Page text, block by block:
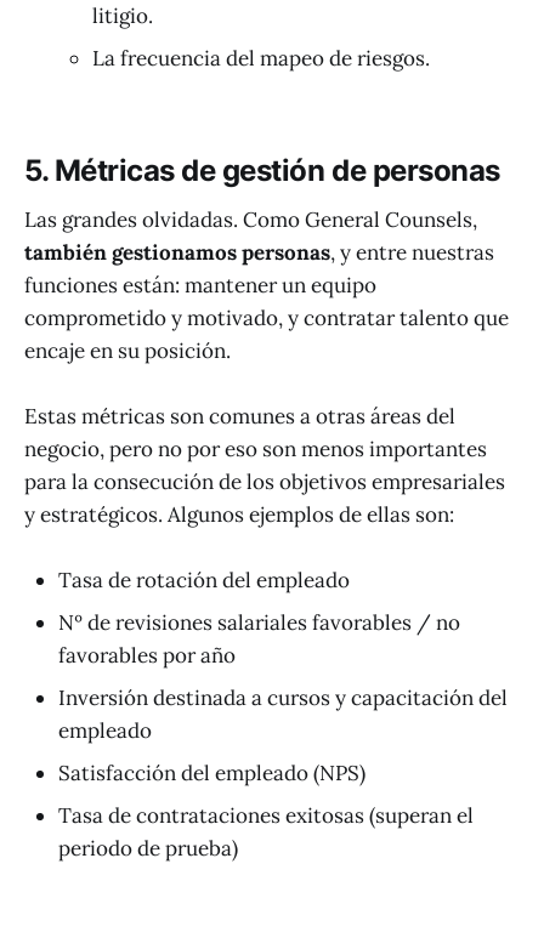
litigio.
La frecuencia del mapeo de riesgos.
5. Métricas de gestión de personas
Las grandes olvidadas. Como General Counsels,
también gestionamos personas, y entre nuestras
funciones están: mantener un equipo
comprometido y motivado, y contratar talento que
encaje en su posición.
Estas métricas son comunes a otras áreas del
negocio, pero no por eso son menos importantes
para la consecución de los objetivos empresariales
y estratégicos. Algunos ejemplos de ellas son:
Tasa de rotación del empleado
Nº de revisiones salariales favorables / no
favorables por año
Inversión destinada a cursos y capacitación del
empleado
Satisfacción del empleado (NPS)
Tasa de contrataciones exitosas (superan el
periodo de prueba)